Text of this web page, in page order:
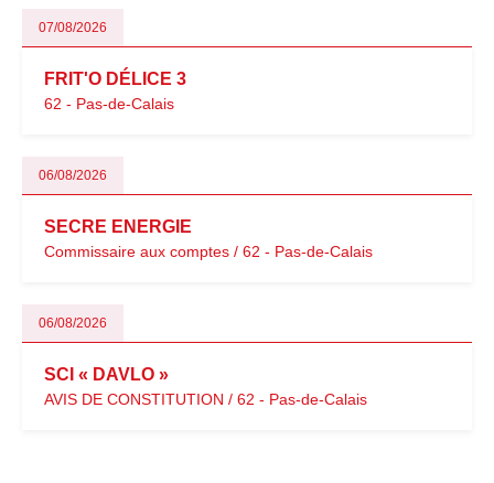
07/08/2026
FRIT'O DÉLICE 3
62 - Pas-de-Calais
06/08/2026
SECRE ENERGIE
Commissaire aux comptes / 62 - Pas-de-Calais
06/08/2026
SCI « DAVLO »
AVIS DE CONSTITUTION / 62 - Pas-de-Calais